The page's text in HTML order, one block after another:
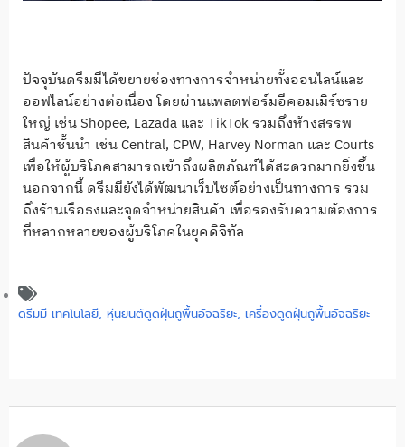
ปัจจุบันดรีมมีได้ขยายช่องทางการจำหน่ายทั้งออนไลน์และ
ออฟไลน์อย่างต่อเนื่อง โดยผ่านแพลตฟอร์มอีคอมเมิร์ซราย
ใหญ่ เช่น Shopee, Lazada และ TikTok รวมถึงห้างสรรพ
สินค้าชั้นนำ เช่น Central, CPW, Harvey Norman และ Courts
เพื่อให้ผู้บริโภคสามารถเข้าถึงผลิตภัณฑ์ได้สะดวกมากยิ่งขึ้น
นอกจากนี้ ดรีมมียังได้พัฒนาเว็บไซต์อย่างเป็นทางการ รวม
ถึงร้านเรือธงและจุดจำหน่ายสินค้า เพื่อรองรับความต้องการ
ที่หลากหลายของผู้บริโภคในยุคดิจิทัล
ดรีมมี เทคโนโลยี, หุ่นยนต์ดูดฝุ่นถูพื้นอัจฉริยะ, เครื่องดูดฝุ่นถูพื้นอัจฉริยะ